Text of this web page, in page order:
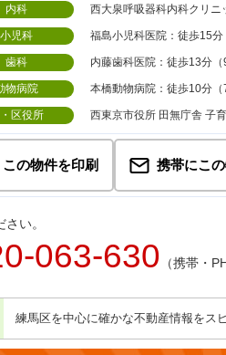
内科 西大泉呼吸器科内科クリニ
小児科 福島小児科医院：徒歩15分
歯科 内藤歯科医院：徒歩13分（
物病院 本橋動物病院：徒歩10分（
区役所 西東京市役所 田無庁舎 子
この物件を印刷 携帯にこ
い。
063-630 （携帯・
練馬区を中心に確かな不動産情報をス